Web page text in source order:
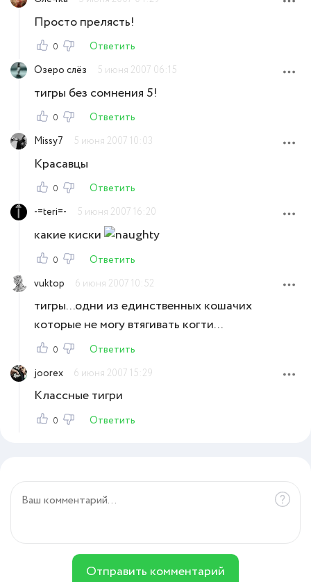
Просто прелясть!
0
Ответить
Озеро слёз
5 июня 2007 06:15
тигры без сомнения 5!
0
Ответить
Missy7
5 июня 2007 10:03
Красавцы
0
Ответить
-=teri=-
5 июня 2007 16:20
какие киски
0
Ответить
vuktop
6 июня 2007 10:52
тигры...одни из единственных кошачих
которые не могу втягивать когти...
0
Ответить
joorex
6 июня 2007 15:29
Классные тигри
0 Ответить
Отправить комментарий